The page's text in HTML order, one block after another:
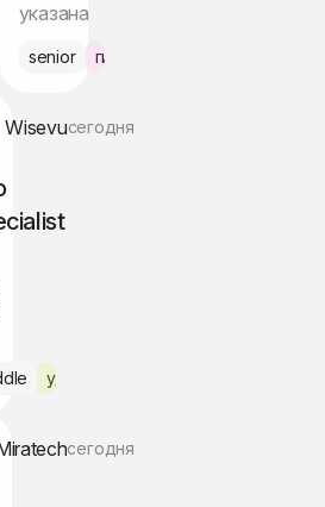
указана
senior гибрид Барселона
Wisevuсегодня
удалённо
сегодня